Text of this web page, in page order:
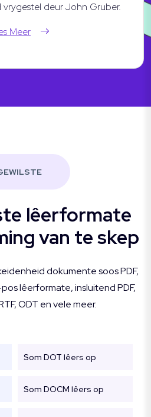
vrygestel deur John Gruber.
Meer
lêerformate
van te skep
dokumente soos PDF,
lêerformate, insluitend PDF,
ODT en vele meer.
Som DOT lêers op
Som DOCM lêers op